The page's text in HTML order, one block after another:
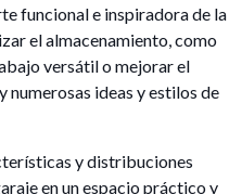
funcional e inspiradora de la
el almacenamiento, como
versátil o mejorar el
numerosas ideas y estilos de
y distribuciones
en un espacio práctico y